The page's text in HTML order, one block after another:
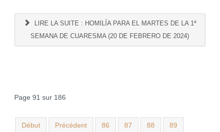
LIRE LA SUITE : HOMILÍA PARA EL MARTES DE LA 1ª
SEMANA DE CUARESMA (20 DE FEBRERO DE 2024)
Page 91 sur 186
Début Précédent 86 87 88 89